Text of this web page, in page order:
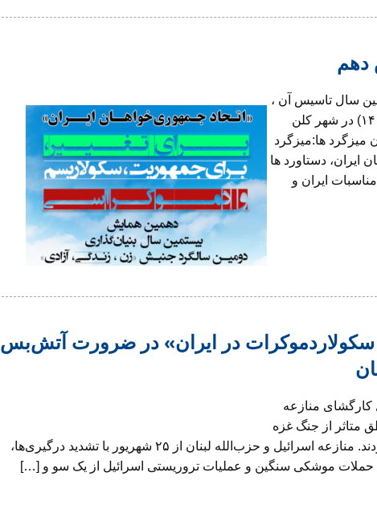
دهم
سال تاسیس آن ،
در روز های ۴ تا ۶ اکتبر ۲۰۲۴ (۱۳تا ۱۵ مهرماه ۱۴۰۳) در شهر کلن
میزگرد ها:میزگرد
ایران، دستاورد ها
ایران و
سکولاردموکرات در ایران» در ضرورت آتش‌بس
منازعه
متاثر از جنگ غزه
باید بدون تبعیض حل شده و به خانه‌های‌شان بازگردند. منازعه اسرائیل و حزب‌الله لبنان از ۲۵ شهریور با تشدید درگیری‌ها،
حملات موشکی سنگین و عملیات تروریستی اسرائیل از یک سو و […]